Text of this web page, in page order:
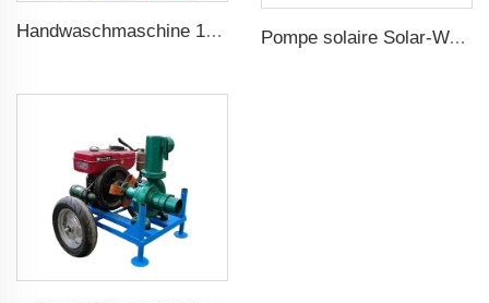
Handwaschmaschine 12V tragbar Hochdruck Autowaschmaschinenpumpe Pompe solaire Solar-Wasserpumpe